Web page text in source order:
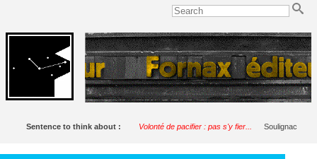
Sentence to think about : Volonté de pacifier : pas s'y fier... Soulignac